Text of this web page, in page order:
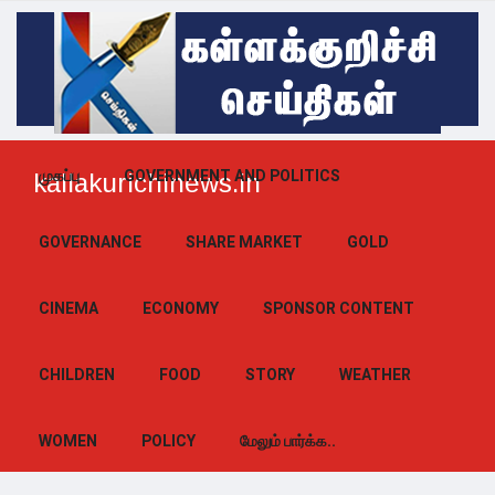
kallakurichinews.in
முகப்பு GOVERNMENT AND POLITICS
GOVERNANCE SHARE MARKET GOLD
CINEMA ECONOMY SPONSOR CONTENT
CHILDREN FOOD STORY WEATHER
WOMEN POLICY மேலும் பார்க்க..